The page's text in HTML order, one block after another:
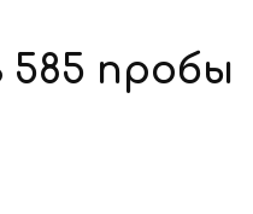
585 пробы